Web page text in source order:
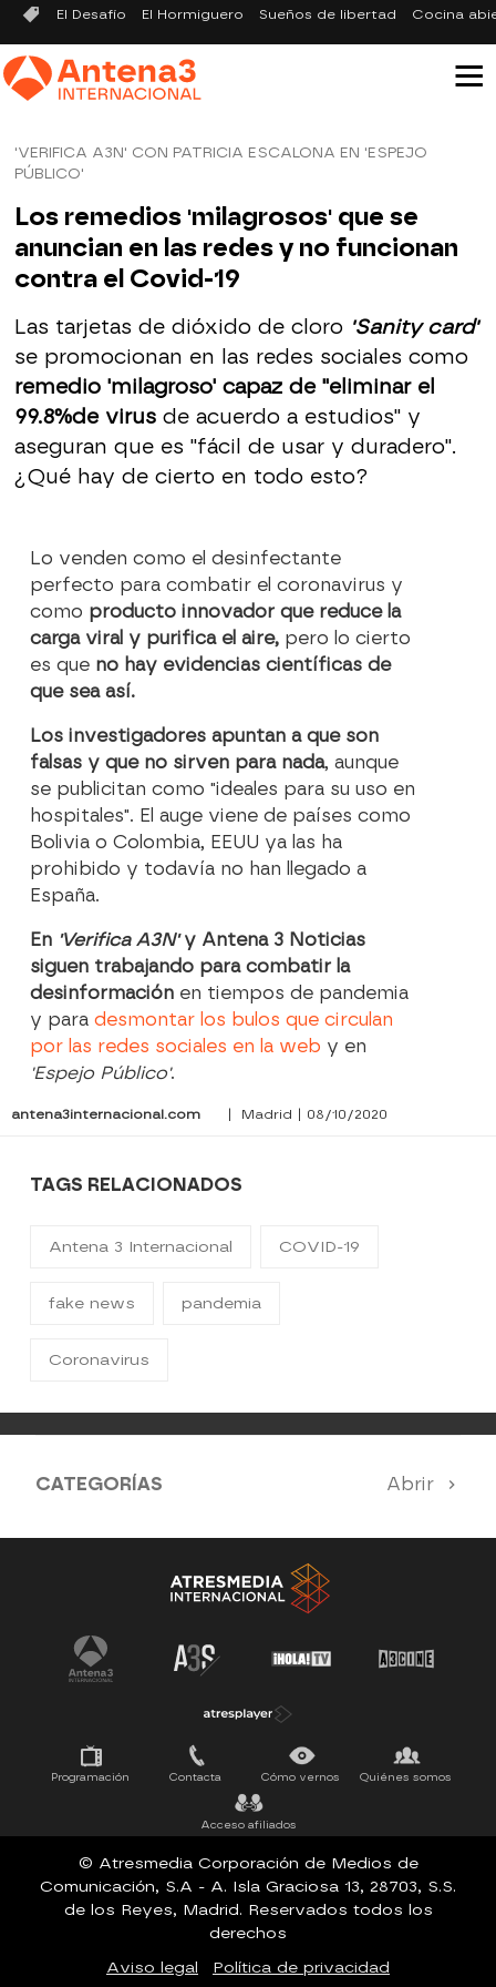
El Desafío El Hormiguero Sueños de libertad Cocina
'VERIFICA A3N' CON PATRICIA ESCALONA EN 'ESPEJO
PÚBLICO'
Los remedios 'milagrosos' que se
anuncian en las redes y no funcionan
contra el Covid-19
Las tarjetas de dióxido de cloro 'Sanity card'
se promocionan en las redes sociales como
remedio 'milagroso' capaz de "eliminar el
99.8%de virusde acuerdo a estudios" y
aseguran que es "fácil de usar y duradero".
¿Qué hay de cierto en todo esto?
Lo venden como el desinfectante
perfecto para combatir el coronavirus y
como producto innovador que reduce la
carga viral y purifica el aire, pero lo cierto
es que no hay evidencias científicas de
que sea así.
Los investigadores apuntan a que son
falsas y que no sirven para nada, aunque
se publicitan como "ideales para su uso en
hospitales". El auge viene de países como
Bolivia o Colombia, EEUU ya las ha
prohibido y todavía no han llegado a
España.
En 'Verifica A3N'y Antena 3 Noticias
siguen trabajando para combatir la
desinformación en tiempos de pandemia
y paradesmontar los bulos que circulan
por las redes sociales en la web y en
'Espejo Público'.
antena3internacional.com | Madrid | 08/10/2020
TAGS RELACIONADOS
Antena 3 Internacional COVID-19
fake news pandemia
Coronavirus
CATEGORÍAS Abrir
Antena 3 Noticias El Hormiguero
Tu cara me suena Pasapalabra
Programación Contacta Cómo vernos Quiénes somos
Acceso afiliados
© Atresmedia Corporación de Medios de
Comunicación, S.A - A. Isla Graciosa 13, 28703, S.S.
de los Reyes, Madrid. Reservados todos los
derechos
Aviso legal
Política de privacidad